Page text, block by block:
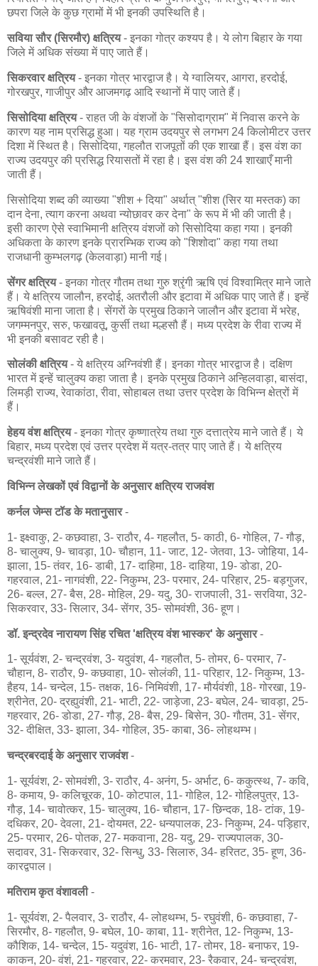
छपरा जिले के कुछ ग्रामों में भी इनकी उपस्थिति है।
सविया सौर (सिरमौर) क्षत्रिय- इनका गोत्र कश्यप है। ये लोग बिहार के गया
जिले में अधिक संख्या में पाए जाते हैं।
सिकरवार क्षत्रिय- इनका गोत्र भारद्वाज है। ये ग्वालियर, आगरा, हरदोई,
गोरखपुर, गाजीपुर और आजमगढ़ आदि स्थानों में पाए जाते हैं।
सिसोदिया क्षत्रिय- राहत जी के वंशजों के "सिसोदाग्राम" में निवास करने के
कारण यह नाम प्रसिद्ध हुआ। यह ग्राम उदयपुर से लगभग 24 किलोमीटर उत्तर
दिशा में स्थित है। सिसोदिया, गहलौत राजपूतों की एक शाखा हैं। इस वंश का
राज्य उदयपुर की प्रसिद्ध रियासतों में रहा है। इस वंश की 24 शाखाएँ मानी
जाती हैं।
सिसोदिया शब्द की व्याख्या "शीश + दिया" अर्थात् "शीश (सिर या मस्तक) का
दान देना, त्याग करना अथवा न्योछावर कर देना" के रूप में भी की जाती है।
इसी कारण ऐसे स्वाभिमानी क्षत्रिय वंशजों को सिसोदिया कहा गया। इनकी
अधिकता के कारण इनके प्रारम्भिक राज्य को "शिशोदा" कहा गया तथा
राजधानी कुम्भलगढ़ (केलवाड़ा) मानी गई।
सेंगर क्षत्रिय- इनका गोत्र गौतम तथा गुरु श्रृंगी ऋषि एवं विश्वामित्र माने जाते
हैं। ये क्षत्रिय जालौन, हरदोई, अतरौली और इटावा में अधिक पाए जाते हैं। इन्हें
ऋषिवंशी माना जाता है। सेंगरों के प्रमुख ठिकाने जालौन और इटावा में भरेह,
जगम्मनपुर, सरु, फखावतू, कुर्सी तथा मल्हसौ हैं। मध्य प्रदेश के रीवा राज्य में
भी इनकी बसावट रही है।
सोलंकी क्षत्रिय- ये क्षत्रिय अग्निवंशी हैं। इनका गोत्र भारद्वाज है। दक्षिण
भारत में इन्हें चालुक्य कहा जाता है। इनके प्रमुख ठिकाने अन्हिलवाड़ा, बासंदा,
लिमड़ी राज्य, रेवाकांठा, रीवा, सोहाबल तथा उत्तर प्रदेश के विभिन्न क्षेत्रों में
हैं।
हेहय वंश क्षत्रिय- इनका गोत्र कृष्णात्रेय तथा गुरु दत्तात्रेय माने जाते हैं। ये
बिहार, मध्य प्रदेश एवं उत्तर प्रदेश में यत्र-तत्र पाए जाते हैं। ये क्षत्रिय
चन्द्रवंशी माने जाते हैं।
विभिन्न लेखकों एवं विद्वानों के अनुसार क्षत्रिय राजवंश
कर्नल जेम्स टॉड के मतानुसार-
1- इक्ष्वाकु, 2- कछवाहा, 3- राठौर, 4- गहलौत, 5- काठी, 6- गोहिल, 7- गौड़,
8- चालुक्य, 9- चावड़ा, 10- चौहान, 11- जाट, 12- जेतवा, 13- जोहिया, 14-
झाला, 15- तंवर, 16- डाबी, 17- दाहिमा, 18- दाहिया, 19- डोडा, 20-
गहरवाल, 21- नागवंशी, 22- निकुम्भ, 23- परमार, 24- परिहार, 25- बड़गुजर,
26- बल्ल, 27- बैस, 28- मोहिल, 29- यदु, 30- राजपाली, 31- सरविया, 32-
सिकरवार, 33- सिलार, 34- सेंगर, 35- सोमवंशी, 36- हूण।
डॉ. इन्द्रदेव नारायण सिंह रचित 'क्षत्रिय वंश भास्कर' के अनुसार-
1- सूर्यवंश, 2- चन्द्रवंश, 3- यदुवंश, 4- गहलौत, 5- तोमर, 6- परमार, 7-
चौहान, 8- राठौर, 9- कछवाहा, 10- सोलंकी, 11- परिहार, 12- निकुम्भ, 13-
हैहय, 14- चन्देल, 15- तक्षक, 16- निमिवंशी, 17- मौर्यवंशी, 18- गोरखा, 19-
श्रीनेत, 20- द्रह्युवंशी, 21- भाटी, 22- जाड़ेजा, 23- बघेल, 24- चावड़ा, 25-
गहरवार, 26- डोडा, 27- गौड़, 28- बैस, 29- बिसेन, 30- गौतम, 31- सेंगर,
32- दीक्षित, 33- झाला, 34- गोहिल, 35- काबा, 36- लोहथम्भ।
चन्द्रबरदाई के अनुसार राजवंश-
1- सूर्यवंश, 2- सोमवंशी, 3- राठौर, 4- अनंग, 5- अर्भाट, 6- ककुत्स्थ, 7- कवि,
8- कमाय, 9- कलिचूरक, 10- कोटपाल, 11- गोहिल, 12- गोहिलपुत्र, 13-
गौड़, 14- चावोत्कर, 15- चालुक्य, 16- चौहान, 17- छिन्दक, 18- टांक, 19-
दधिकर, 20- देवला, 21- दोयमत, 22- धन्यपालक, 23- निकुम्भ, 24- पड़िहार,
25- परमार, 26- पोतक, 27- मकवाना, 28- यदु, 29- राज्यपालक, 30-
सदावर, 31- सिकरवार, 32- सिन्धु, 33- सिलारु, 34- हरितट, 35- हूण, 36-
कारद्वपाल।
मतिराम कृत वंशावली-
1- सूर्यवंश, 2- पैलवार, 3- राठौर, 4- लोहथम्भ, 5- रघुवंशी, 6- कछवाहा, 7-
सिरमौर, 8- गहलौत, 9- बघेल, 10- काबा, 11- श्रीनेत, 12- निकुम्भ, 13-
कौशिक, 14- चन्देल, 15- यदुवंश, 16- भाटी, 17- तोमर, 18- बनाफर, 19-
काकन, 20- वंशं, 21- गहरवार, 22- करमवार, 23- रैकवार, 24- चन्द्रवंश,